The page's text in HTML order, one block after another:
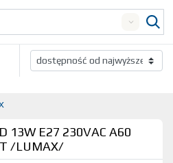
13W E27 230VAC A60
/LUMAX/